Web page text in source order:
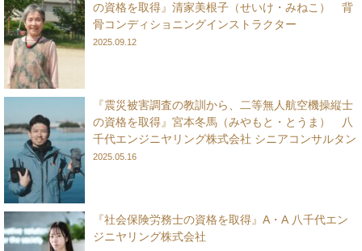
の資格を取得』清家美根子（せいけ・みねこ） 背
骨コンディショニングインストラクター
2025.09.12
『震災被害調査の教訓から、二等無人航空機操縦士
の資格を取得』宮本冬馬（みやもと・とうま） 八
千代エンジニヤリング株式会社 シニアコンサルタン
ト
2025.05.16
『社会保険労務士の資格を取得』A・A 八千代エン
ジニヤリング株式会社